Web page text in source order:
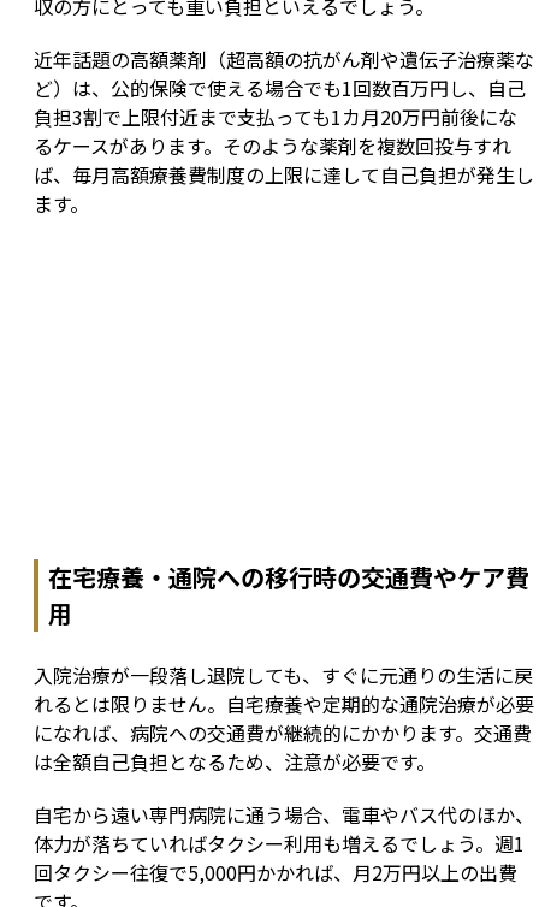
収の方にとっても重い負担といえるでしょう。
近年話題の高額薬剤（超高額の抗がん剤や遺伝子治療薬な
ど）は、公的保険で使える場合でも1回数百万円し、自己
負担3割で上限付近まで支払っても1カ月20万円前後にな
るケースがあります。そのような薬剤を複数回投与すれ
ば、毎月高額療養費制度の上限に達して自己負担が発生し
ます。
在宅療養・通院への移行時の交通費やケア費
用
入院治療が一段落し退院しても、すぐに元通りの生活に戻
れるとは限りません。自宅療養や定期的な通院治療が必要
になれば、病院への交通費が継続的にかかります。交通費
は全額自己負担となるため、注意が必要です。
自宅から遠い専門病院に通う場合、電車やバス代のほか、
体力が落ちていればタクシー利用も増えるでしょう。週1
回タクシー往復で5,000円かかれば、月2万円以上の出費